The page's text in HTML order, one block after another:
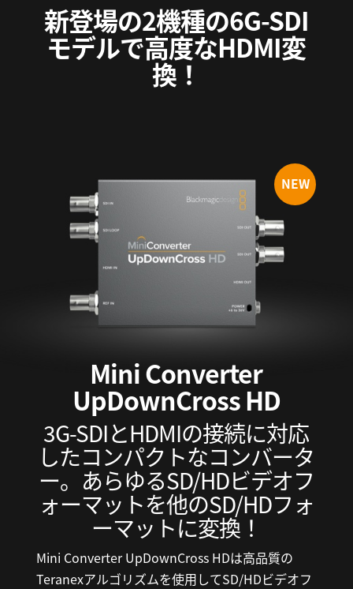
South Africa
Spain
Ukraine
United Kingdom
新登場の2機種の6G-SDI
モデルで高度なHDMI変
換！
NEW
Mini Converter
UpDownCross HD
3G-SDIとHDMIの接続に対応
したコンパクトなコンバータ
ー。あらゆるSD/HDビデオフ
ォーマットを他のSD/HDフォ
ーマットに変換！
Mini Converter UpDownCross HDは高品質の
Teranexアルゴリズムを使用してSD/HDビデオフ